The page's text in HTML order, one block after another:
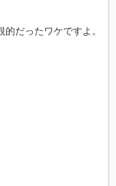
だったワケですよ。